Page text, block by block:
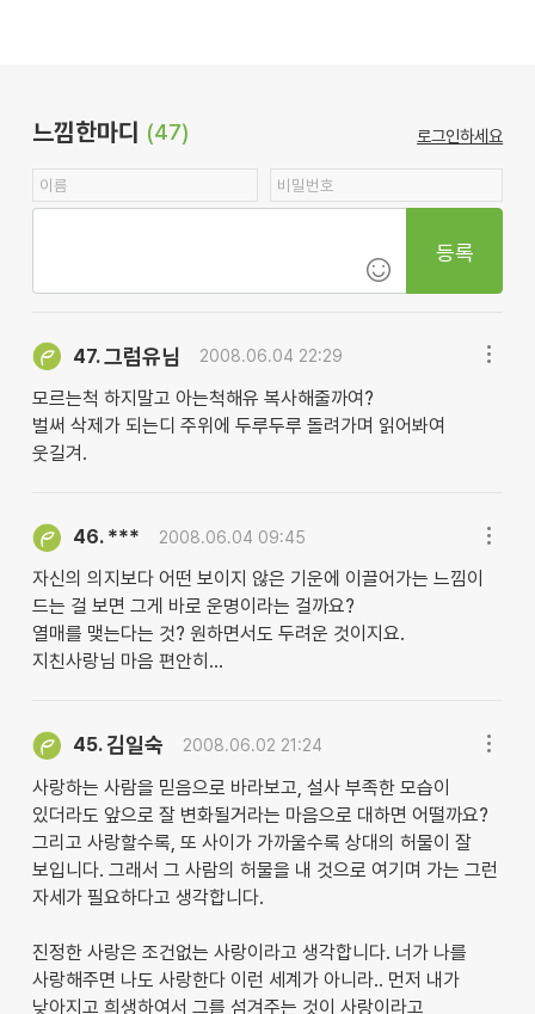
느낌한마디 (47) 로그인하세요
등록
47.그럼유님 2008.06.04 22:29
모르는척 하지말고 아는척해유 복사해줄까여?
벌써 삭제가 되는디 주위에 두루두루 돌려가며 읽어봐여
웃길겨.
46. *** 2008.06.04 09:45
자신의 의지보다 어떤 보이지 않은 기운에 이끌어가는 느낌이
드는 걸 보면 그게 바로 운명이라는 걸까요?
열매를 맺는다는 것? 원하면서도 두려운 것이지요.
지친사랑님 마음 편안히...
45.김일숙 2008.06.02 21:24
사랑하는 사람을 믿음으로 바라보고, 설사 부족한 모습이
있더라도 앞으로 잘 변화될거라는 마음으로 대하면 어떨까요?
그리고 사랑할수록, 또 사이가 가까울수록 상대의 허물이 잘
보입니다. 그래서 그 사람의 허물을 내 것으로 여기며 가는 그런
자세가 필요하다고 생각합니다.
진정한 사랑은 조건없는 사랑이라고 생각합니다. 너가 나를
사랑해주면 나도 사랑한다 이런 세계가 아니라.. 먼저 내가
낮아지고 희생하여서 그를 섬겨주는 것이 사랑이라고